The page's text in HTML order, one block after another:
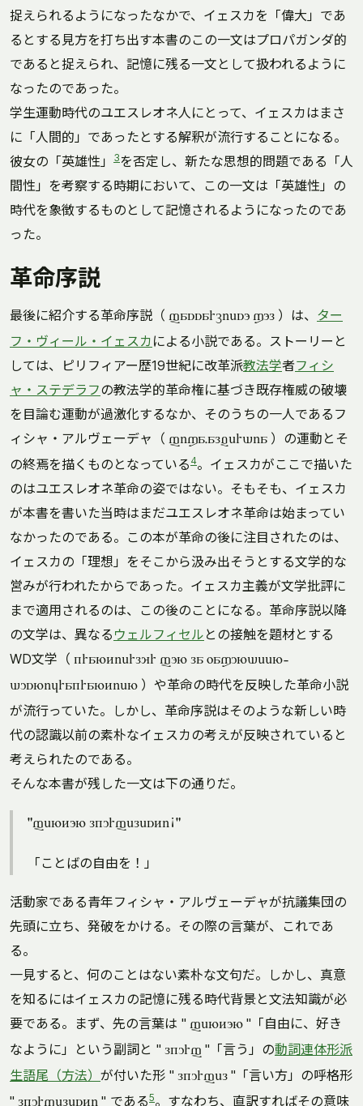
捉えられるようになったなかで、イェスカを「偉大」であ
るとする見方を打ち出す本書のこの一文はプロパガンダ的
であると捉えられ、記憶に残る一文として扱われるように
なったのであった。
学生運動時代のユエスレオネ人にとって、イェスカはまさ
に「人間的」であったとする解釈が流行することになる。
彼女の「英雄性」
3を否定し、新たな思想的問題である「人
間性」を考察する時期において、この一文は「英雄性」の
時代を象徴するものとして記憶されるようになったのであ
った。
革命序説
最後に紹介する革命序説（ fassarcieso xol ）は、 ター
フ・ヴィール・イェスカ による小説である。ストーリーと
しては、ピリフィアー歴19世紀に改革派教法学者フィシ
ャ・ステデラフの教法学的革命権に基づき既存権威の破壊
を目論む運動が過激化するなか、そのうちの一人であるフ
ィシャ・アルヴェーデャ（ fixa.alverdia ）の運動とそ
の終焉を描くものとなっている 4。イェスカがここで描いた
のはユエスレオネ革命の姿ではない。そもそも、イェスカ
が本書を書いた当時はまだユエスレオネ革命は始まってい
なかったのである。この本が革命の後に注目されたのは、
イェスカの「理想」をそこから汲み出そうとする文学的な
営みが行われたからであった。イェスカ主義が文学批評に
まで適用されるのは、この後のことになる。革命序説以降
の文学は、異なる ウェルフィセル との接触を題材とする
WD文学（ krantierlyr fon la waxundeen-
dusnijrakrantien ）や革命の時代を反映した革命小説
が流行っていた。しかし、革命序説はそのような新しい時
代の認識以前の素朴なイェスカの考えが反映されていると
考えられたのである。
そんな本書が残した一文は下の通りだ。
"fenton lkurfelesti!"
「ことばの自由を！」
活動家である青年フィシャ・アルヴェーデャが抗議集団の
先頭に立ち、発破をかける。その際の言葉が、これであ
る。
一見すると、何のことはない素朴な文句だ。しかし、真意
を知るにはイェスカの記憶に残る時代背景と文法知識が必
要である。まず、先の言葉は " fenton "「自由に、好き
なように」という副詞と " lkurf "「言う」の動詞連体形派
生語尾（方法） が付いた形 " lkurfel "「言い方」の呼格形
" lkurfelesti " である5。すなわち、直訳すればその意味